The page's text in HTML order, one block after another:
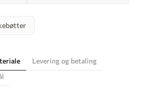
Levering og betaling